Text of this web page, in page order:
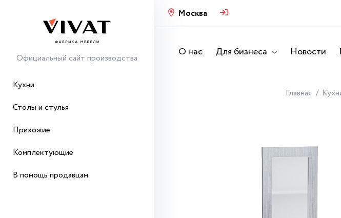
Официальный сайт производства
Кухни
Столы и стулья
Прихожие
Комплектующие
В помощь продавцам
Москва
О нас Для бизнеса Новости
Главная